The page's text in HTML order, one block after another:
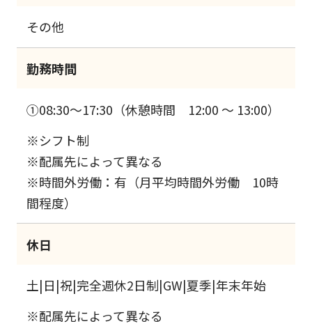
その他
勤務時間
①08:30～17:30（休憩時間 12:00 ～ 13:00）
※シフト制
※配属先によって異なる
※時間外労働：有（月平均時間外労働 10時
間程度）
休日
土|日|祝|完全週休2日制|GW|夏季|年末年始
※配属先によって異なる